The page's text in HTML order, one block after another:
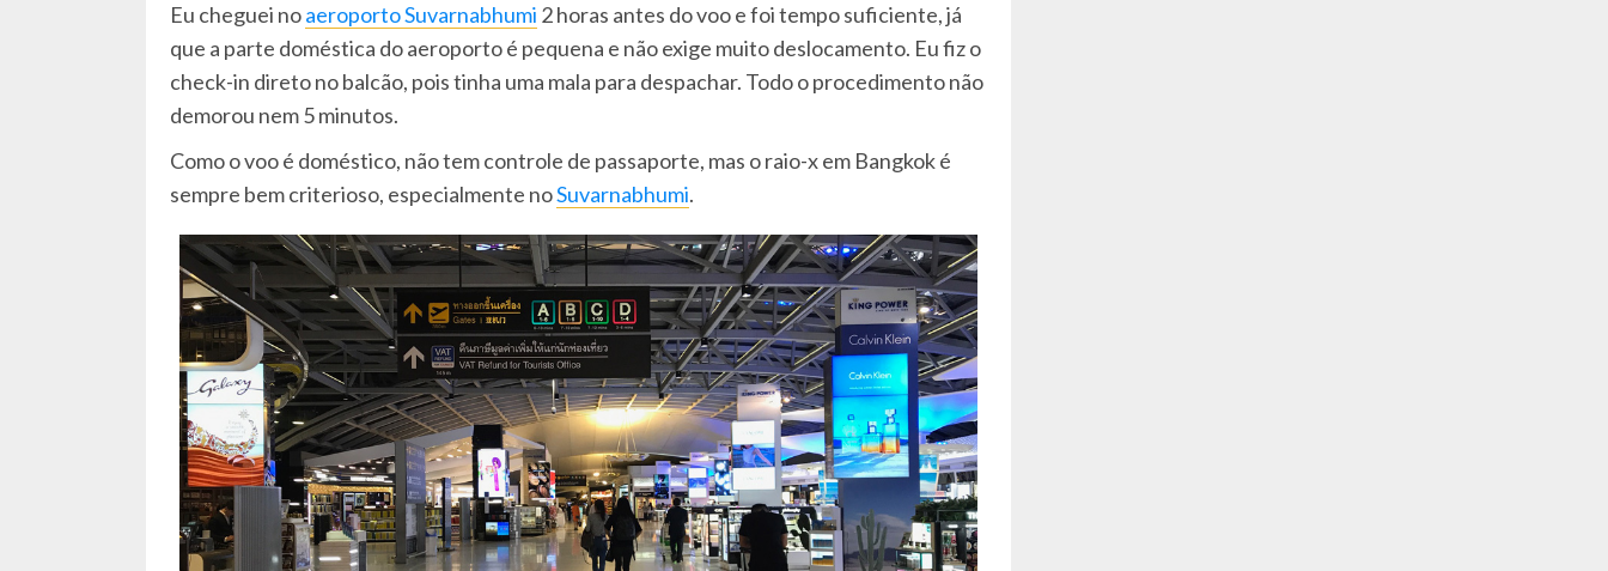
Eu cheguei noaeroporto Suvarnabhumi 2 horas antes do voo e foi tempo suficiente, já
que a parte doméstica do aeroporto é pequena e não exige muito deslocamento. Eu fiz o
check-in direto no balcão, pois tinha uma mala para despachar. Todo o procedimento não
demorou nem 5 minutos.
Como o voo é doméstico, não tem controle de passaporte, mas o raio-x em Bangkok é
sempre bem criterioso, especialmente noSuvarnabhumi.